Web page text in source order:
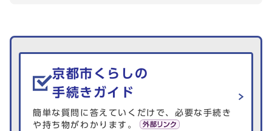
生活情報を探す
京都市くらしの
手続きガイド
簡単な質問に答えていくだけで、必要な手続き
や持ち物がわかります。